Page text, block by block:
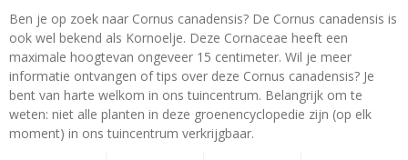
Ben je op zoek naar Cornus canadensis? De Cornus canadensis is
ook wel bekend als Kornoelje. Deze Cornaceae heeft een
maximale hoogtevan ongeveer 15 centimeter. Wil je meer
informatie ontvangen of tips over deze Cornus canadensis? Je
bent van harte welkom in ons tuincentrum. Belangrijk om te
weten: niet alle planten in deze groenencyclopedie zijn (op elk
moment) in ons tuincentrum verkrijgbaar.